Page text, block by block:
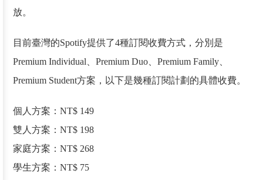
放。
目前臺灣的Spotify提供了4種訂閱收費方式，分別是
Premium Individual、Premium Duo、Premium Family、
Premium Student方案，以下是幾種訂閱計劃的具體收費。
個人方案：NT$ 149
雙人方案：NT$ 198
家庭方案：NT$ 268
學生方案：NT$ 75